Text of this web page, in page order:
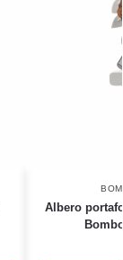
Albero